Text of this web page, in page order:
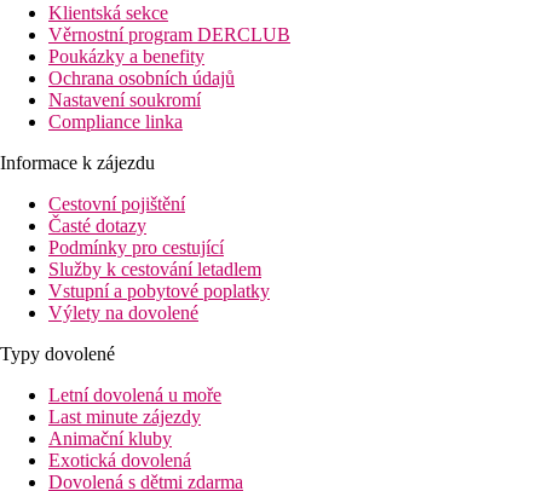
Klientská sekce
Věrnostní program DERCLUB
Poukázky a benefity
Ochrana osobních údajů
Nastavení soukromí
Compliance linka
Informace k zájezdu
Cestovní pojištění
Časté dotazy
Podmínky pro cestující
Služby k cestování letadlem
Vstupní a pobytové poplatky
Výlety na dovolené
Typy dovolené
Letní dovolená u moře
Last minute zájezdy
Animační kluby
Exotická dovolená
Dovolená s dětmi zdarma